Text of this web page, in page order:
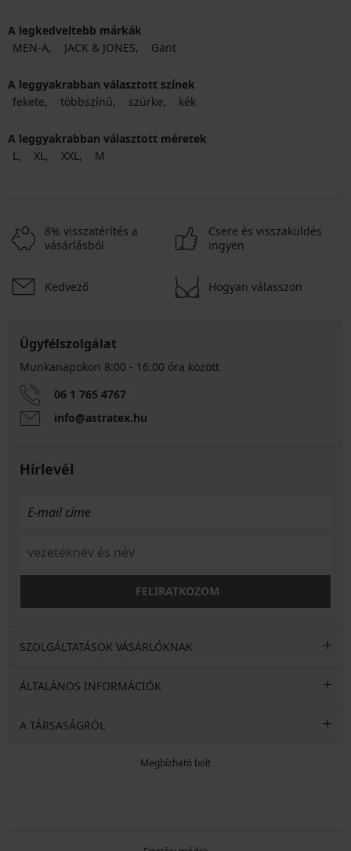
A legkedveltebb márkák
MEN-A
JACK & JONES Gant
A leggyakrabban választott színek
fekete
többszínű szürke kék
A leggyakrabban választott méretek
L
XL XXL M
8% visszatérítés a
vásárlásból
Csere és visszaküldés
ingyen
Kedvező Hogyan válasszon
Ügyfélszolgálat
Munkanapokon 8:00 - 16:00 óra között
06 1 765 4767
info@astratex.hu
Hírlevél
FELIRATKOZOM
SZOLGÁLTATÁSOK VÁSÁRLÓKNAK
ÁLTALÁNOS INFORMÁCIÓK
A TÁRSASÁGRÓL
Megbízható bolt